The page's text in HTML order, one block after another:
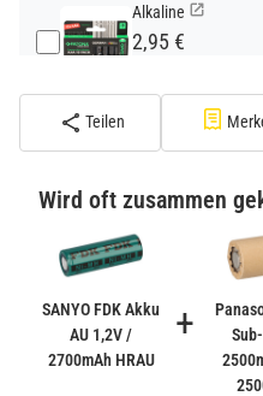
Alkaline
2,95 €
(Standard)
Lithium
inkl. 19% USt. zzgl.
(Gefahrgut UN3090
gem. SV188 ADR)
Verbatim
Teilen
Wird oft zusammen
SANYO FDK Akku
AU 1,2V /
2700mAh HRAU
+